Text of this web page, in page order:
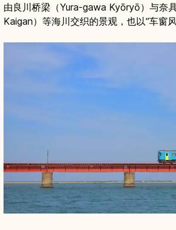
由良川桥梁（Yura-gawa Kyōryō）与奈
Kaigan）等海川交织的景观，也以“车窗